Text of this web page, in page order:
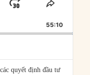
JUMP
FORWARD
SHARE
55:10
quyết định đầu tư